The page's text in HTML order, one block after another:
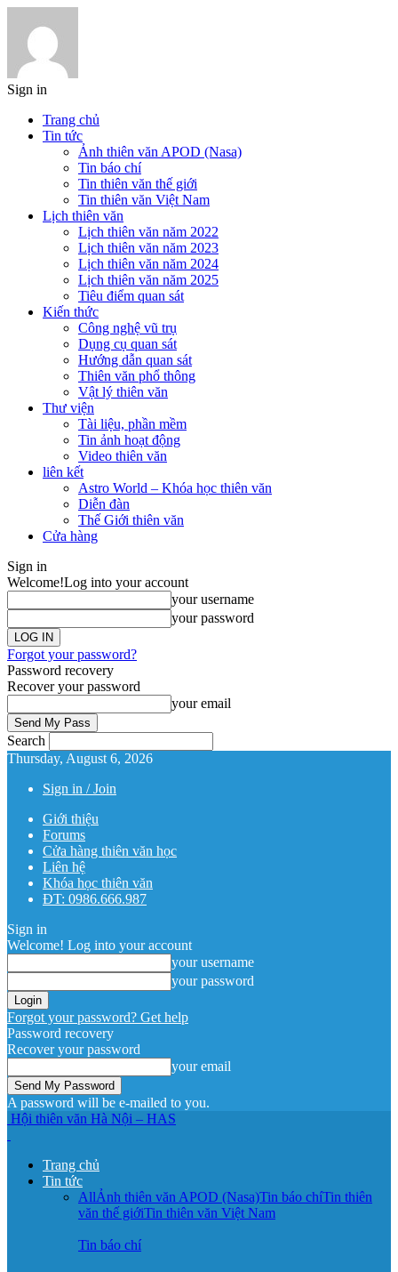
Sign in
Trang chủ
Tin tức
Ảnh thiên văn APOD (Nasa)
Tin báo chí
Tin thiên văn thế giới
Tin thiên văn Việt Nam
Lịch thiên văn
Lịch thiên văn năm 2022
Lịch thiên văn năm 2023
Lịch thiên văn năm 2024
Lịch thiên văn năm 2025
Tiêu điểm quan sát
Kiến thức
Công nghệ vũ trụ
Dụng cụ quan sát
Hướng dẫn quan sát
Thiên văn phổ thông
Vật lý thiên văn
Thư viện
Tài liệu, phần mềm
Tin ảnh hoạt động
Video thiên văn
liên kết
Astro World – Khóa học thiên văn
Diễn đàn
Thế Giới thiên văn
Cửa hàng
Sign in
Welcome!Log into your account
your username
your password
Forgot your password?
Password recovery
Recover your password
your email
Search
Thursday, August 6, 2026
Sign in / Join
Giới thiệu
Forums
Cửa hàng thiên văn học
Liên hệ
Khóa học thiên văn
ĐT: 0986.666.987
Sign in
Welcome! Log into your account
your username
your password
Forgot your password? Get help
Password recovery
Recover your password
your email
A password will be e-mailed to you.
Hội thiên văn Hà Nội – HAS
Trang chủ
Tin tức
AllẢnh thiên văn APOD (Nasa)Tin báo chíTin thiên
văn thế giớiTin thiên văn Việt Nam
Tin báo chí